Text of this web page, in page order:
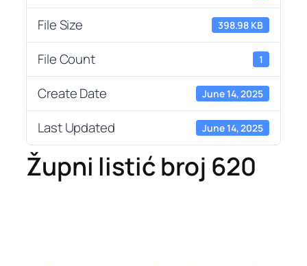
File Size 398.98 KB
File Count 1
Create Date June 14, 2025
Last Updated June 14, 2025
Župni listić broj 620